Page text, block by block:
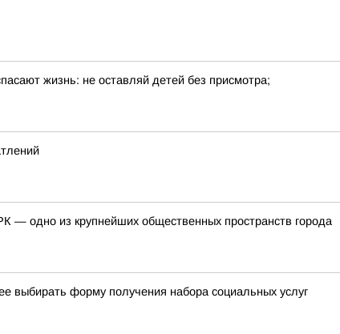
жизнь: не оставляй детей без присмотра;
— одно из крупнейших общественных пространств города
выбирать форму получения набора социальных услуг